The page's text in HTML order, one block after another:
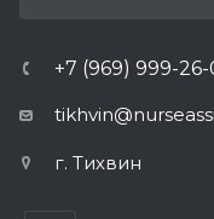
+7 (969) 999-
г. Тихвин